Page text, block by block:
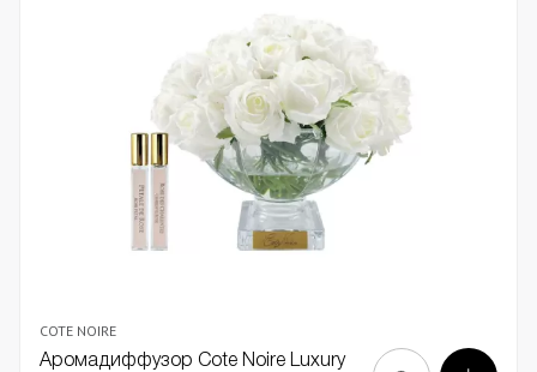
COTE NOIRE
Аромадиффузор Cote Noire Luxury